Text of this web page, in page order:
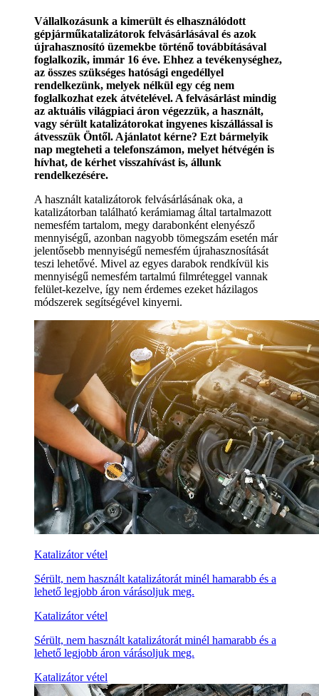
Vállalkozásunk a kimerült és elhasználódott
gépjárműkatalizátorok felvásárlásával és azok
újrahasznosító üzemekbe történő továbbításával
foglalkozik, immár 16 éve. Ehhez a tevékenységhez,
az összes szükséges hatósági engedéllyel
rendelkezünk, melyek nélkül egy cég nem
foglalkozhat ezek átvételével. A felvásárlást mindig
az aktuális világpiaci áron végezzük, a használt,
vagy sérült katalizátorokat ingyenes kiszállással is
átvesszük Öntől. Ajánlatot kérne? Ezt bármelyik
nap megteheti a telefonszámon, melyet hétvégén is
hívhat, de kérhet visszahívást is, állunk
rendelkezésére.
A használt katalizátorok felvásárlásának oka, a
katalizátorban található kerámiamag által tartalmazott
nemesfém tartalom, megy darabonként elenyésző
mennyiségű, azonban nagyobb tömegszám esetén már
jelentősebb mennyiségű nemesfém újrahasznosítását
teszi lehetővé. Mivel az egyes darabok rendkívül kis
mennyiségű nemesfém tartalmú filmréteggel vannak
felület-kezelve, így nem érdemes ezeket házilagos
módszerek segítségével kinyerni.
Katalizátor vétel
Sérült, nem használt katalizátorát minél hamarabb és a
lehető legjobb áron várásoljuk meg.
Katalizátor vétel
Sérült, nem használt katalizátorát minél hamarabb és a
lehető legjobb áron várásoljuk meg.
Katalizátor vétel